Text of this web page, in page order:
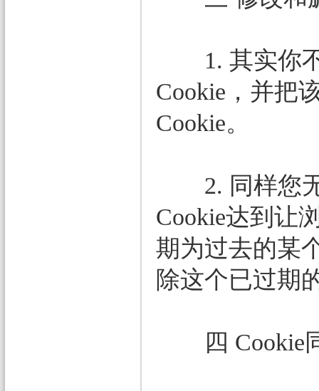
1. 其实你不
Cookie，并把
Cookie。
2. 同样您无
Cookie达到让
期为过去的某
除这个已过期
四 Cookie同